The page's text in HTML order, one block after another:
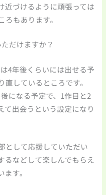
近づけるように頑張っては
もあります。
だけますか？
4年後くらいには出せる予
しているところです。
になる予定で、1作目と2
て出会うという設定になり
として応援していただい
るなどして楽しんでもらえ
す。